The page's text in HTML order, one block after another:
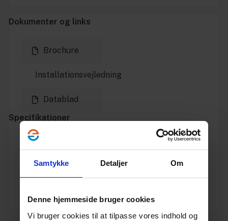
Samtykke Detaljer Om
Denne hjemmeside bruger cookies
Vi bruger cookies til at tilpasse vores indhold og
Dokumenter og links
Brochure
Installationsvejledning
Datablad
Specifikationer
Enhed STK.